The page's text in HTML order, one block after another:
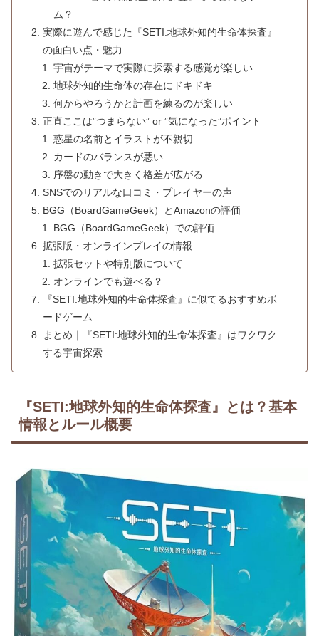
ム？
実際に遊んで感じた『SETI:地球外知的生命体探査』
の面白い点・魅力
宇宙がテーマで実際に探索する感覚が楽しい
地球外知的生命体の存在にドキドキ
何からやろうかと計画を練るのが楽しい
正直ここは”つまらない” or ”気になった”ポイント
惑星の名前とイラストが不親切
カードのバランスが悪い
序盤の動きで大きく格差が広がる
SNSでのリアルな口コミ・プレイヤーの声
BGG（BoardGameGeek）とAmazonの評価
BGG（BoardGameGeek）での評価
拡張版・オンラインプレイの情報
拡張セットや特別版について
オンラインでも遊べる？
『SETI:地球外知的生命体探査』に似てるおすすめボ
ードゲーム
まとめ｜『SETI:地球外知的生命体探査』はワクワク
する宇宙探索
『SETI:地球外知的生命体探査』とは？基本
情報とルール概要